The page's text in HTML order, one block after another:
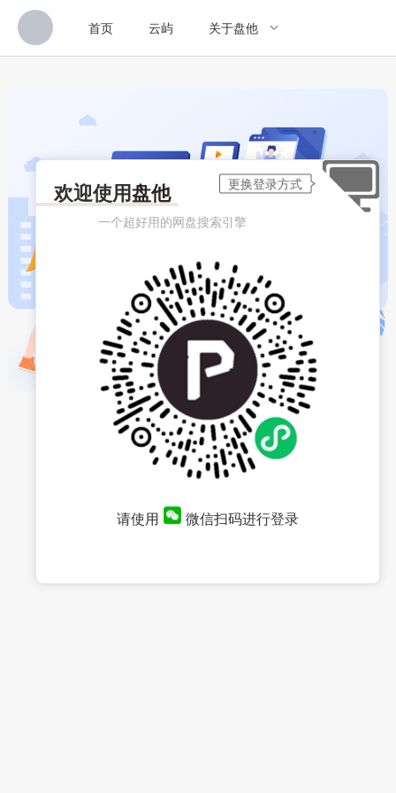
首页 云屿 关于盘他
欢迎使用盘他
一个超好用的网盘搜索引擎
请使用 微信扫码进行登录